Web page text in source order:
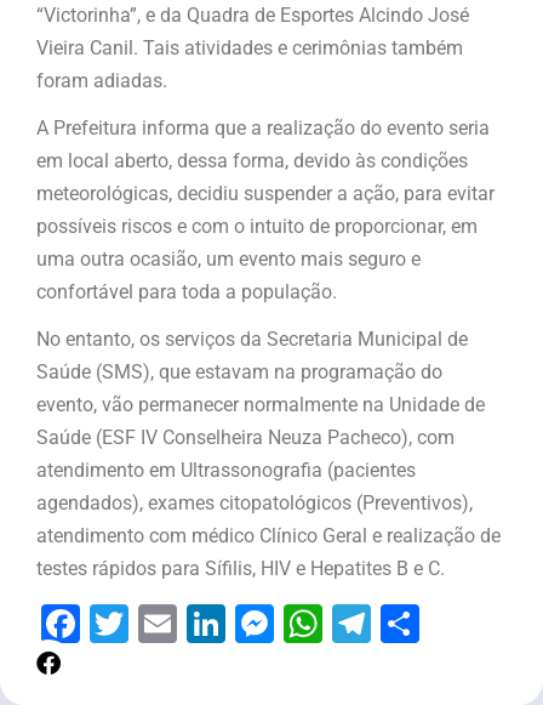
“Victorinha”, e da Quadra de Esportes Alcindo José
Vieira Canil. Tais atividades e cerimônias também
foram adiadas.
A Prefeitura informa que a realização do evento seria
em local aberto, dessa forma, devido às condições
meteorológicas, decidiu suspender a ação, para evitar
possíveis riscos e com o intuito de proporcionar, em
uma outra ocasião, um evento mais seguro e
confortável para toda a população.
No entanto, os serviços da Secretaria Municipal de
Saúde (SMS), que estavam na programação do
evento, vão permanecer normalmente na Unidade de
Saúde (ESF IV Conselheira Neuza Pacheco), com
atendimento em Ultrassonografia (pacientes
agendados), exames citopatológicos (Preventivos),
atendimento com médico Clínico Geral e realização de
testes rápidos para Sífilis, HIV e Hepatites B e C.
Facebook
Twitter
EmailLinkedIn
Messenger
WhatsApp
Telegram